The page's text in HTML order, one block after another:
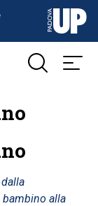
alla